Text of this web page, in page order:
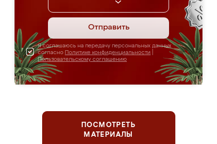
Отправить
Я соглашаюсь на передачу персональных данных
согласно Политике конфиденциальности
Пользовательскому соглашению
ПОСМОТРЕТЬ
МАТЕРИАЛЫ